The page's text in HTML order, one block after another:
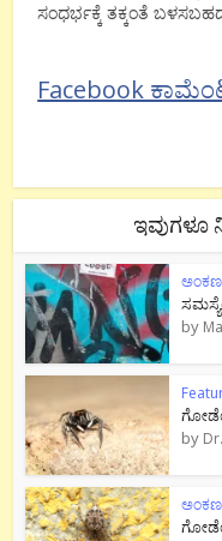
ಸಂಧರ್ಭಕ್ಕೆ ತಕ್ಕಂತೆ
Facebook
ಇವುಗಳೂ
ಅಂಕಣ
by
by
ಅಂಕಣ